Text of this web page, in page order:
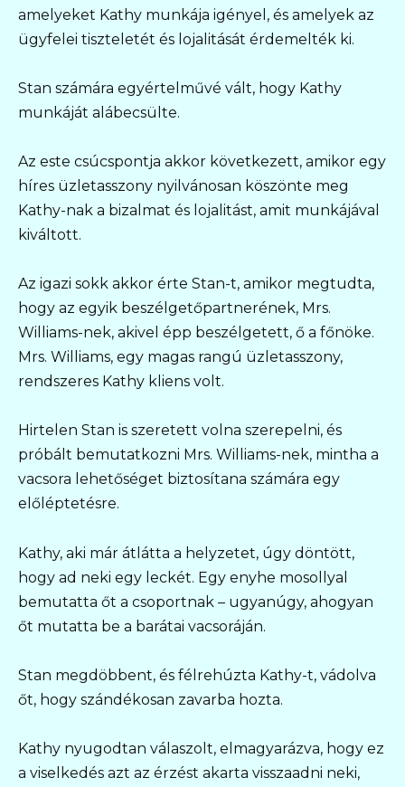
amelyeket Kathy munkája igényel, és amelyek az
ügyfelei tiszteletét és lojalitását érdemelték ki.
Stan számára egyértelművé vált, hogy Kathy
munkáját alábecsülte.
Az este csúcspontja akkor következett, amikor egy
híres üzletasszony nyilvánosan köszönte meg
Kathy-nak a bizalmat és lojalitást, amit munkájával
kiváltott.
Az igazi sokk akkor érte Stan-t, amikor megtudta,
hogy az egyik beszélgetőpartnerének, Mrs.
Williams-nek, akivel épp beszélgetett, ő a főnöke.
Mrs. Williams, egy magas rangú üzletasszony,
rendszeres Kathy kliens volt.
Hirtelen Stan is szeretett volna szerepelni, és
próbált bemutatkozni Mrs. Williams-nek, mintha a
vacsora lehetőséget biztosítana számára egy
előléptetésre.
Kathy, aki már átlátta a helyzetet, úgy döntött,
hogy ad neki egy leckét. Egy enyhe mosollyal
bemutatta őt a csoportnak – ugyanúgy, ahogyan
őt mutatta be a barátai vacsoráján.
Stan megdöbbent, és félrehúzta Kathy-t, vádolva
őt, hogy szándékosan zavarba hozta.
Kathy nyugodtan válaszolt, elmagyarázva, hogy ez
a viselkedés azt az érzést akarta visszaadni neki,